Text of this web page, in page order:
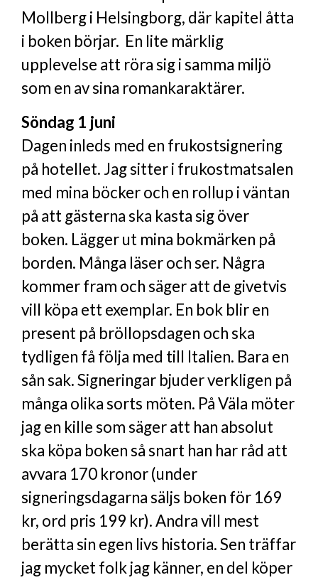
Mollberg i Helsingborg, där kapitel åtta
i boken börjar. En lite märklig
upplevelse att röra sig i samma miljö
som en av sina romankaraktärer.
Söndag 1 juni
Dagen inleds med en frukostsignering
på hotellet. Jag sitter i frukostmatsalen
med mina böcker och en rollup i väntan
på att gästerna ska kasta sig över
boken. Lägger ut mina bokmärken på
borden. Många läser och ser. Några
kommer fram och säger att de givetvis
vill köpa ett exemplar. En bok blir en
present på bröllopsdagen och ska
tydligen få följa med till Italien. Bara en
sån sak. Signeringar bjuder verkligen på
många olika sorts möten. På Väla möter
jag en kille som säger att han absolut
ska köpa boken så snart han har råd att
avvara 170 kronor (under
signeringsdagarna säljs boken för 169
kr, ord pris 199 kr). Andra vill mest
berätta sin egen livs historia. Sen träffar
jag mycket folk jag känner, en del köper